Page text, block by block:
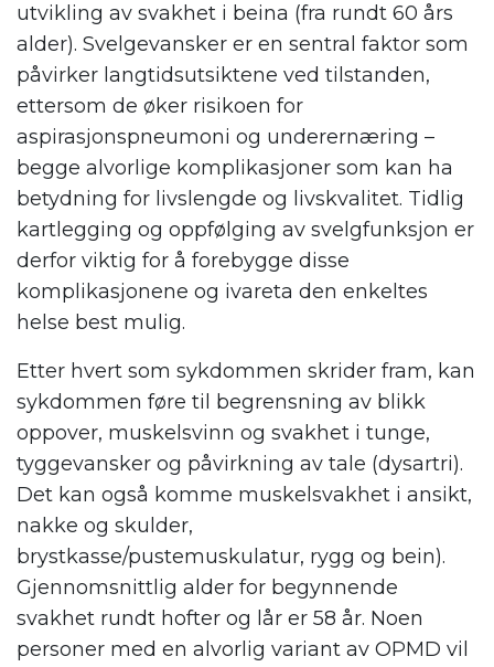
utvikling av svakhet i beina (fra rundt 60 års
alder). Svelgevansker er en sentral faktor som
påvirker langtidsutsiktene ved tilstanden,
ettersom de øker risikoen for
aspirasjonspneumoni og underernæring –
begge alvorlige komplikasjoner som kan ha
betydning for livslengde og livskvalitet. Tidlig
kartlegging og oppfølging av svelgfunksjon er
derfor viktig for å forebygge disse
komplikasjonene og ivareta den enkeltes
helse best mulig.
Etter hvert som sykdommen skrider fram, kan
sykdommen føre til begrensning av blikk
oppover, muskelsvinn og svakhet i tunge,
tyggevansker og påvirkning av tale (dysartri).
Det kan også komme muskelsvakhet i ansikt,
nakke og skulder,
brystkasse/pustemuskulatur, rygg og bein).
Gjennomsnittlig alder for begynnende
svakhet rundt hofter og lår er 58 år. Noen
personer med en alvorlig variant av OPMD vil